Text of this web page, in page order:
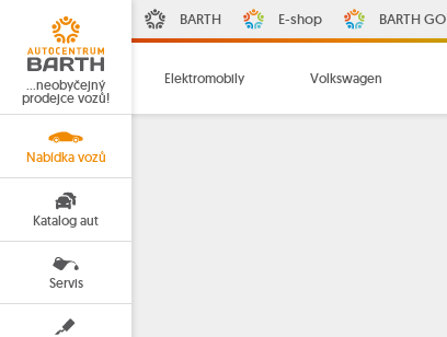
…neobyčejný
prodejce vozů!
Nabídka vozů
Katalog aut
Servis
BARTH E-shop BARTH GO
Elektromobily Volkswagen